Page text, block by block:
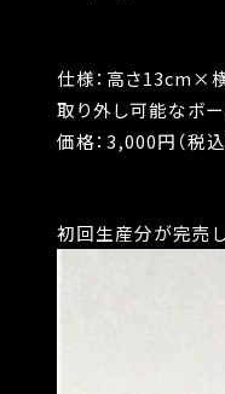
仕様：高さ13cm×
取り外し可能なボ
価格：3,000円（税込
初回生産分が完売